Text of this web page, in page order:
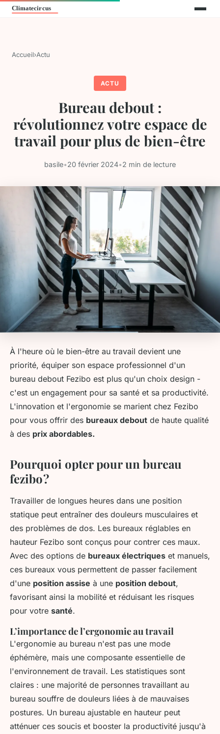
Accueil›Actu
ACTU
Bureau debout :
révolutionnez votre espace de
travail pour plus de bien-être
basile•20 février 2024•2 min de lecture
À l'heure où le bien-être au travail devient une
priorité, équiper son espace professionnel d'un
bureau debout Fezibo est plus qu'un choix design -
c'est un engagement pour sa santé et sa productivité.
L'innovation et l'ergonomie se marient chez Fezibo
pour vous offrir des bureaux debout de haute qualité
à des prix abordables.
Pourquoi opter pour un bureau
fezibo ?
Travailler de longues heures dans une position
statique peut entraîner des douleurs musculaires et
des problèmes de dos. Les bureaux réglables en
hauteur Fezibo sont conçus pour contrer ces maux.
Avec des options de bureaux électriques et manuels,
ces bureaux vous permettent de passer facilement
d'une position assise à une position debout,
favorisant ainsi la mobilité et réduisant les risques
pour votre santé.
L’importance de l’ergonomie au travail
L'ergonomie au bureau n'est pas une mode
éphémère, mais une composante essentielle de
l'environnement de travail. Les statistiques sont
claires : une majorité de personnes travaillant au
bureau souffre de douleurs liées à de mauvaises
postures. Un bureau ajustable en hauteur peut
atténuer ces soucis et booster la productivité jusqu'à